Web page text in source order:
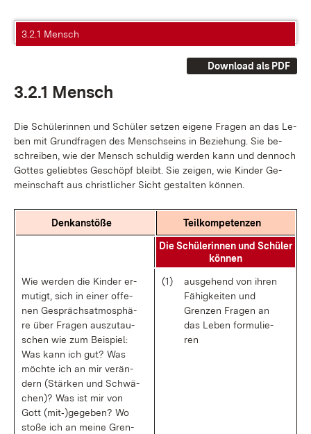
3.2.1 Mensch
Download als PDF
3.2.1 Mensch
Die Schü­le­rin­nen und Schü­ler set­zen ei­ge­ne Fra­gen an das Le­
ben mit Grund­fra­gen des Mensch­seins in Be­zie­hung. Sie be­
schrei­ben, wie der Mensch schul­dig wer­den kann und den­noch
Got­tes ge­lieb­tes Ge­schöpf bleibt. Sie zei­gen, wie Kin­der Ge­
mein­schaft aus christ­li­cher Sicht ge­stal­ten kön­nen.
Denk­an­stö­ße Teil­kom­pe­ten­zen
Die Schü­le­rin­nen und Schü­ler
kön­nen
Wie wer­den die Kin­der er­
mu­tigt, sich in ei­ner of­fe­
nen Ge­sprächs­at­mo­sphä­
re über Fra­gen aus­zu­tau­
schen wie zum Bei­spiel:
Was kann ich gut? Was
möch­te ich an mir ver­än­
dern (Stär­ken und Schwä­
chen)? Was ist mir von
Gott (mit‑)ge­ge­ben? Wo
sto­ße ich an mei­ne Gren­
(1)
aus­ge­hend von ih­ren
Fä­hig­kei­ten und
Gren­zen Fra­gen an
das Le­ben for­mu­lie­
ren